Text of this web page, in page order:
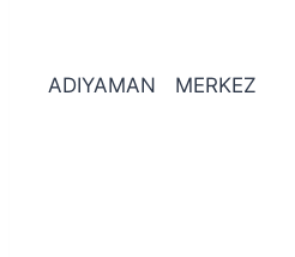
ADIYAMAN MERKEZ